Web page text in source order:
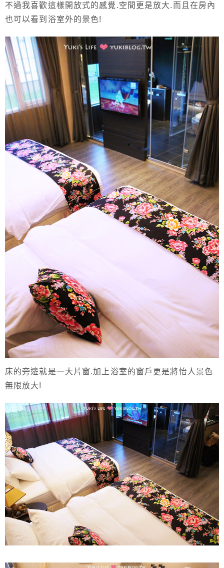
不過我喜歡這樣開放式的感覺.空間更是放大.而且在房內
也可以看到浴室外的景色!
床的旁邊就是一大片窗.加上浴室的窗戶更是將怡人景色
無限放大!